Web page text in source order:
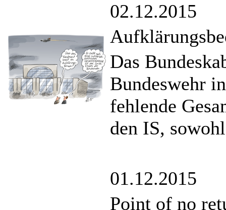
02.12.2015
Das
Bundeswehr
fehlende
den IS,
01.12.2015
Point of no